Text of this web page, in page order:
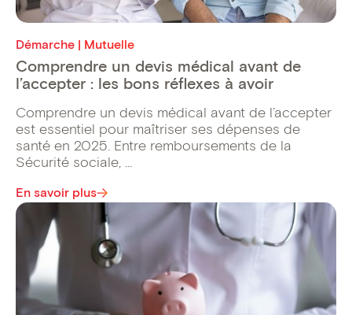
Démarche | Mutuelle
Comprendre un devis médical avant de
l’accepter : les bons réflexes à avoir
Comprendre un devis médical avant de l’accepter
est essentiel pour maîtriser ses dépenses de
santé en 2025. Entre remboursements de la
Sécurité sociale, ...
En savoir plus